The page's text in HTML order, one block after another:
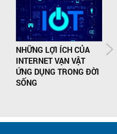
NHỮNG LỢI ÍCH CỦA
INTERNET VẠN VẬT
ỨNG DỤNG TRONG ĐỜI
SỐNG